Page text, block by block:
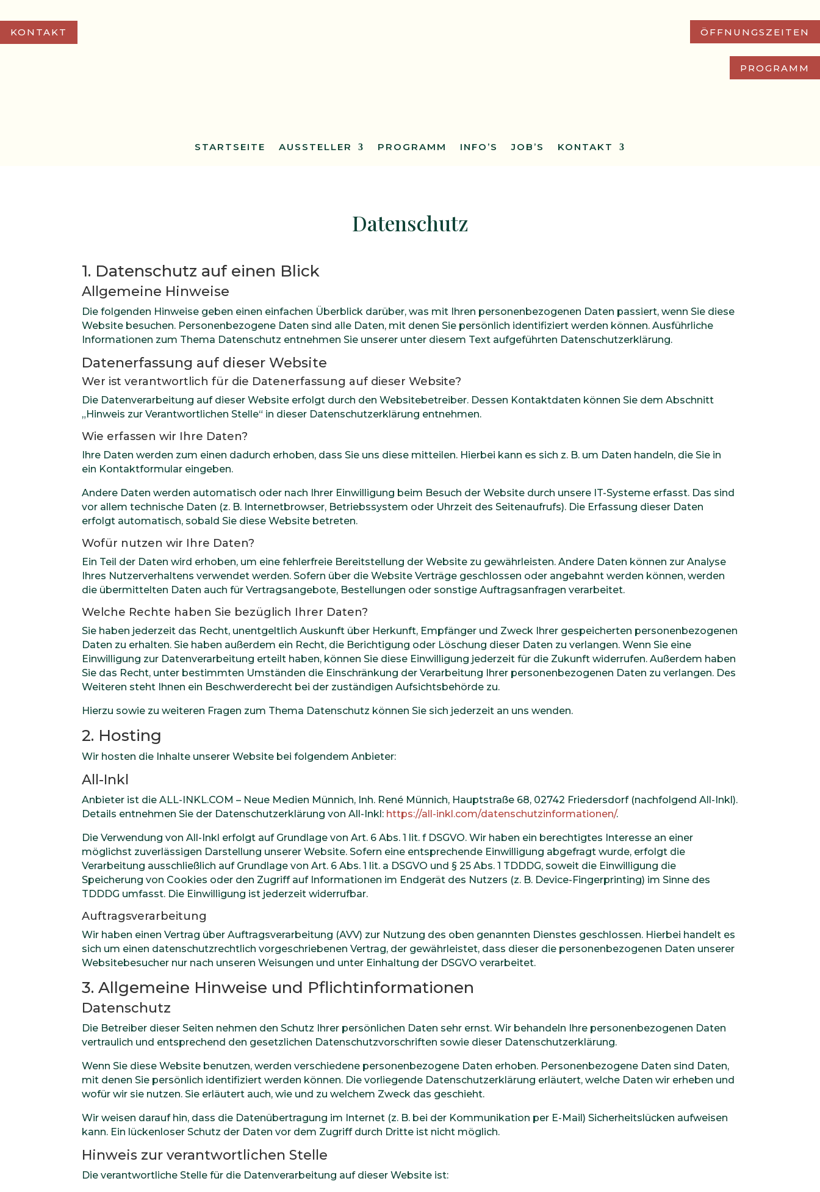
KONTAKT ÖFFNUNGSZEITEN
PROGRAMM
STARTSEITE AUSSTELLER PROGRAMM INFO’S JOB’S KONTAKT
Datenschutz
1. Datenschutz auf einen Blick
Allgemeine Hinweise
Die folgenden Hinweise geben einen einfachen Überblick darüber, was mit Ihren personenbezogenen Daten passiert, wenn Sie diese
Website besuchen. Personenbezogene Daten sind alle Daten, mit denen Sie persönlich identifiziert werden können. Ausführliche
Informationen zum Thema Datenschutz entnehmen Sie unserer unter diesem Text aufgeführten Datenschutzerklärung.
Datenerfassung auf dieser Website
Wer ist verantwortlich für die Datenerfassung auf dieser Website?
Die Datenverarbeitung auf dieser Website erfolgt durch den Websitebetreiber. Dessen Kontaktdaten können Sie dem Abschnitt
„Hinweis zur Verantwortlichen Stelle“ in dieser Datenschutzerklärung entnehmen.
Wie erfassen wir Ihre Daten?
Ihre Daten werden zum einen dadurch erhoben, dass Sie uns diese mitteilen. Hierbei kann es sich z. B. um Daten handeln, die Sie in
ein Kontaktformular eingeben.
Andere Daten werden automatisch oder nach Ihrer Einwilligung beim Besuch der Website durch unsere IT-Systeme erfasst. Das sind
vor allem technische Daten (z. B. Internetbrowser, Betriebssystem oder Uhrzeit des Seitenaufrufs). Die Erfassung dieser Daten
erfolgt automatisch, sobald Sie diese Website betreten.
Wofür nutzen wir Ihre Daten?
Ein Teil der Daten wird erhoben, um eine fehlerfreie Bereitstellung der Website zu gewährleisten. Andere Daten können zur Analyse
Ihres Nutzerverhaltens verwendet werden. Sofern über die Website Verträge geschlossen oder angebahnt werden können, werden
die übermittelten Daten auch für Vertragsangebote, Bestellungen oder sonstige Auftragsanfragen verarbeitet.
Welche Rechte haben Sie bezüglich Ihrer Daten?
Sie haben jederzeit das Recht, unentgeltlich Auskunft über Herkunft, Empfänger und Zweck Ihrer gespeicherten personenbezogenen
Daten zu erhalten. Sie haben außerdem ein Recht, die Berichtigung oder Löschung dieser Daten zu verlangen. Wenn Sie eine
Einwilligung zur Datenverarbeitung erteilt haben, können Sie diese Einwilligung jederzeit für die Zukunft widerrufen. Außerdem haben
Sie das Recht, unter bestimmten Umständen die Einschränkung der Verarbeitung Ihrer personenbezogenen Daten zu verlangen. Des
Weiteren steht Ihnen ein Beschwerderecht bei der zuständigen Aufsichtsbehörde zu.
Hierzu sowie zu weiteren Fragen zum Thema Datenschutz können Sie sich jederzeit an uns wenden.
2. Hosting
Wir hosten die Inhalte unserer Website bei folgendem Anbieter:
All-Inkl
Anbieter ist die ALL-INKL.COM – Neue Medien Münnich, Inh. René Münnich, Hauptstraße 68, 02742 Friedersdorf (nachfolgend All-Inkl).
Details entnehmen Sie der Datenschutzerklärung von All-Inkl: https://all-inkl.com/datenschutzinformationen/.
Die Verwendung von All-Inkl erfolgt auf Grundlage von Art. 6 Abs. 1 lit. f DSGVO. Wir haben ein berechtigtes Interesse an einer
möglichst zuverlässigen Darstellung unserer Website. Sofern eine entsprechende Einwilligung abgefragt wurde, erfolgt die
Verarbeitung ausschließlich auf Grundlage von Art. 6 Abs. 1 lit. a DSGVO und § 25 Abs. 1 TDDDG, soweit die Einwilligung die
Speicherung von Cookies oder den Zugriff auf Informationen im Endgerät des Nutzers (z. B. Device-Fingerprinting) im Sinne des
TDDDG umfasst. Die Einwilligung ist jederzeit widerrufbar.
Auftragsverarbeitung
Wir haben einen Vertrag über Auftragsverarbeitung (AVV) zur Nutzung des oben genannten Dienstes geschlossen. Hierbei handelt es
sich um einen datenschutzrechtlich vorgeschriebenen Vertrag, der gewährleistet, dass dieser die personenbezogenen Daten unserer
Websitebesucher nur nach unseren Weisungen und unter Einhaltung der DSGVO verarbeitet.
3. Allgemeine Hinweise und Pflicht­informationen
Datenschutz
Die Betreiber dieser Seiten nehmen den Schutz Ihrer persönlichen Daten sehr ernst. Wir behandeln Ihre personenbezogenen Daten
vertraulich und entsprechend den gesetzlichen Datenschutzvorschriften sowie dieser Datenschutzerklärung.
Wenn Sie diese Website benutzen, werden verschiedene personenbezogene Daten erhoben. Personenbezogene Daten sind Daten,
mit denen Sie persönlich identifiziert werden können. Die vorliegende Datenschutzerklärung erläutert, welche Daten wir erheben und
wofür wir sie nutzen. Sie erläutert auch, wie und zu welchem Zweck das geschieht.
Wir weisen darauf hin, dass die Datenübertragung im Internet (z. B. bei der Kommunikation per E-Mail) Sicherheitslücken aufweisen
kann. Ein lückenloser Schutz der Daten vor dem Zugriff durch Dritte ist nicht möglich.
Hinweis zur verantwortlichen Stelle
Die verantwortliche Stelle für die Datenverarbeitung auf dieser Website ist: